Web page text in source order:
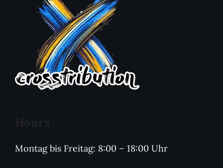
Montag bis Freitag: 8:00 – 18:00 Uhr